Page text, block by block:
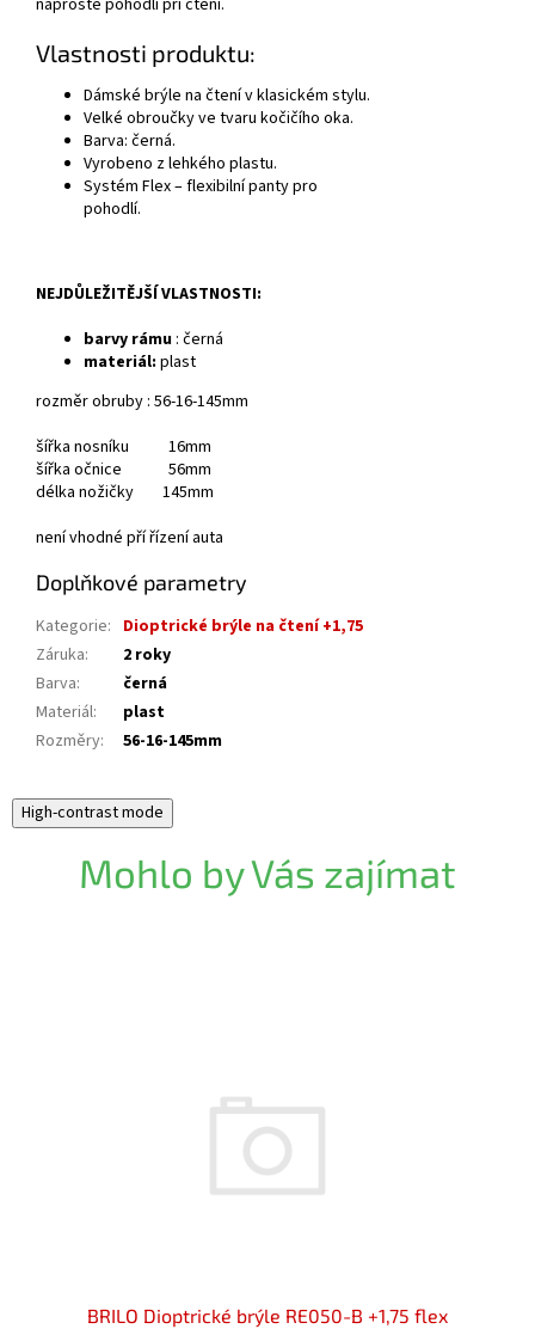
Vlastnosti produktu:
Dámské brýle na čtení v klasickém stylu.
Velké obroučky ve tvaru kočičího oka.
Barva: černá.
Vyrobeno z lehkého plastu.
Systém Flex – flexibilní panty pro
pohodlí.
NEJDŮLEŽITĚJŠÍ VLASTNOSTI:
barvy rámu : černá
materiál: plast
rozměr obruby : 56-16-145mm
šířka nosníku 16mm
šířka očnice 56mm
délka nožičky 145mm
není vhodné pří řízení auta
Doplňkové parametry
Kategorie: Dioptrické brýle na čtení +1,75
Záruka:
2 roky
Barva:
černá
Materiál:
plast
Rozměry: 56-16-145mm
High-contrast mode
Mohlo by Vás zajímat
BRILO Dioptrické brýle RE050-B +1,75 flex